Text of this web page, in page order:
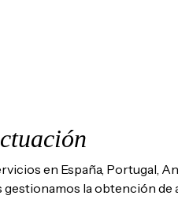
en España, Portugal,
la obtención de